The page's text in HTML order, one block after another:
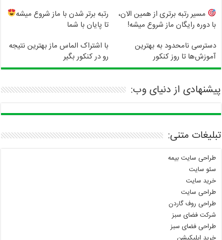
مسیر رتبه برتری از همین الان،
با دوره رایگان ماز شروع میشه!
رتبه برتر شدن با ماز شروع میشه
تا پایان با شما
دسترسی نامحدود به بهترین
آموزش‌ها تا روز کنکور
با اشتراک الماس ماز بهترین نتیجه
رو در کنکور بگیر
پیشنهادی از دنیای وب:
تبلیغات متنی:
طراحی سایت بیمه
سئو سایت
خرید سایت
طراحی سایت
طراحی روف گاردن
شرکت فضای سبز
طراحی فضای سبز